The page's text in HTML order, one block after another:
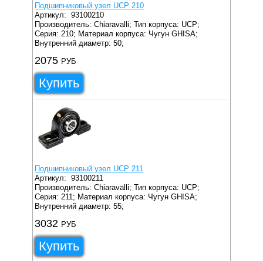
Подшипниковый узел UCP 210
Артикул:93100210
Производитель: Chiaravalli; Тип корпуса: UCP;
Серия: 210; Материал корпуса: Чугун GHISA;
Внутренний диаметр: 50;
2075 РУБ
Купить
Подшипниковый узел UCP 211
Артикул:93100211
Производитель: Chiaravalli; Тип корпуса: UCP;
Серия: 211; Материал корпуса: Чугун GHISA;
Внутренний диаметр: 55;
3032 РУБ
Купить